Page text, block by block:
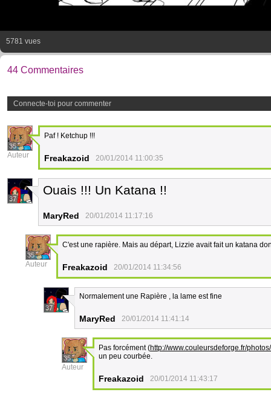
5781 vues
44 Commentaires
Connecte-toi pour commenter
35
Auteur
Paf ! Ketchup !!!
Freakazoid 20/01/2014 11:00:35
37
Ouais !!! Un Katana !!
MaryRed 20/01/2014 11:17:16
35
Auteur
C'est une rapière. Mais au départ, Lizzie avait fait un katana
Freakazoid 20/01/2014 11:34:56
37
Normalement une Rapière , la lame est fine
MaryRed 20/01/2014 11:41:14
35
Auteur
Pas forcément (http://www.couleursdeforge.fr/
un peu courbée.
Freakazoid 20/01/2014 11:43:17